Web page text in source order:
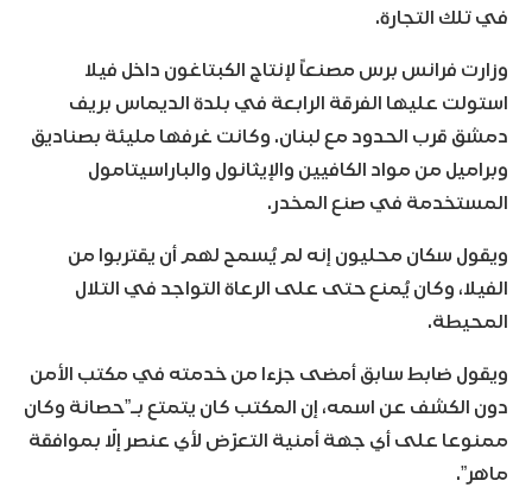
في تلك التجارة.
وزارت فرانس برس مصنعاً لإنتاج الكبتاغون داخل فيلا
استولت عليها الفرقة الرابعة في بلدة الديماس بريف
دمشق قرب الحدود مع لبنان. وكانت غرفها مليئة بصناديق
وبراميل من مواد الكافيين والإيثانول والباراسيتامول
المستخدمة في صنع المخدر.
ويقول سكان محليون إنه لم يُسمح لهم أن يقتربوا من
الفيلا، وكان يُمنع حتى على الرعاة التواجد في التلال
المحيطة.
ويقول ضابط سابق أمضى جزءا من خدمته في مكتب الأمن
دون الكشف عن اسمه، إن المكتب كان يتمتع بـ”حصانة وكان
ممنوعا على أي جهة أمنية التعرّض لأي عنصر إلّا بموافقة
ماهر”.